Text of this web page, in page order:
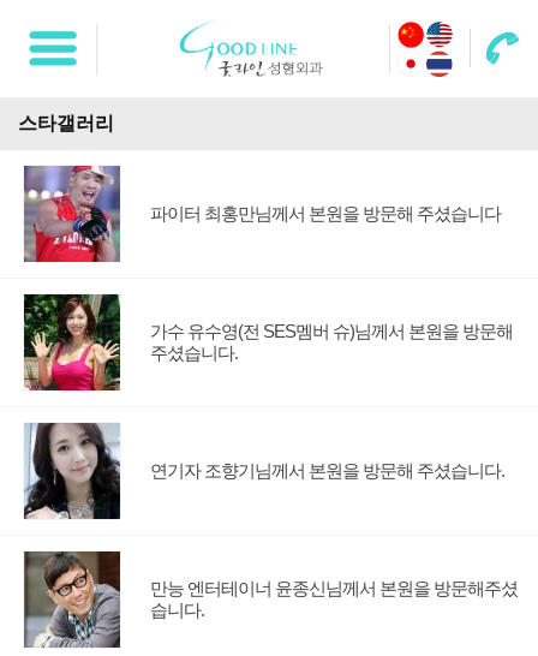
스타갤러리
파이터 최홍만님께서 본원을 방문해 주셨습니다
가수 유수영(전 SES멤버 슈)님께서 본원을 방문해
주셨습니다.
연기자 조향기님께서 본원을 방문해 주셨습니다.
만능 엔터테이너 윤종신님께서 본원을 방문해주셨
습니다.